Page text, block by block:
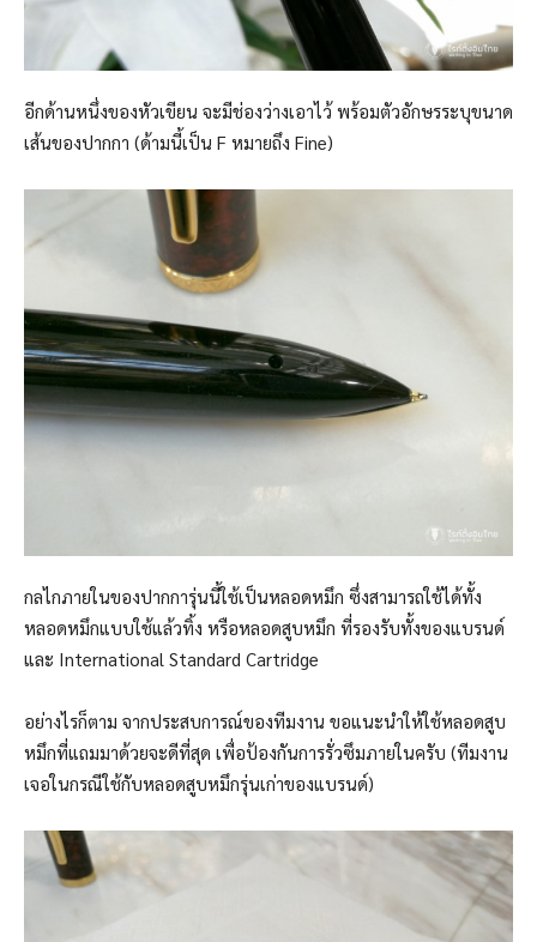
อีกด้านหนึ่งของหัวเขียน จะมีช่องว่างเอาไว้ พร้อมตัวอักษรระบุขนาด
เส้นของปากกา (ด้ามนี้เป็น F หมายถึง Fine)
กลไกภายในของปากการุ่นนี้ใช้เป็นหลอดหมึก ซึ่งสามารถใช้ได้ทั้ง
หลอดหมึกแบบใช้แล้วทิ้ง หรือหลอดสูบหมึก ที่รองรับทั้งของแบรนด์
และ International Standard Cartridge
อย่างไรก็ตาม จากประสบการณ์ของทีมงาน ขอแนะนำให้ใช้หลอดสูบ
หมึกที่แถมมาด้วยจะดีที่สุด เพื่อป้องกันการรั่วซึมภายในครับ (ทีมงาน
เจอในกรณีใช้กับหลอดสูบหมึกรุ่นเก่าของแบรนด์)